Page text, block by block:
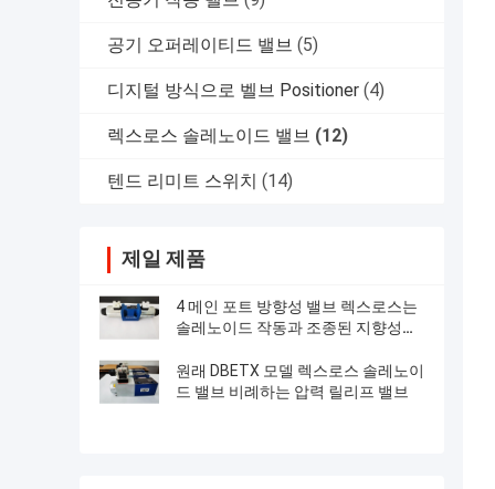
공기 오퍼레이티드 밸브 (5)
디지털 방식으로 벨브 Positioner (4)
렉스로스 솔레노이드 밸브 (12)
텐드 리미트 스위치 (14)
제일 제품
4 메인 포트 방향성 밸브 렉스로스는
솔레노이드 작동과 조종된 지향성인
원래 DBETX 모델 렉스로스 솔레노이
드 밸브 비례하는 압력 릴리프 밸브